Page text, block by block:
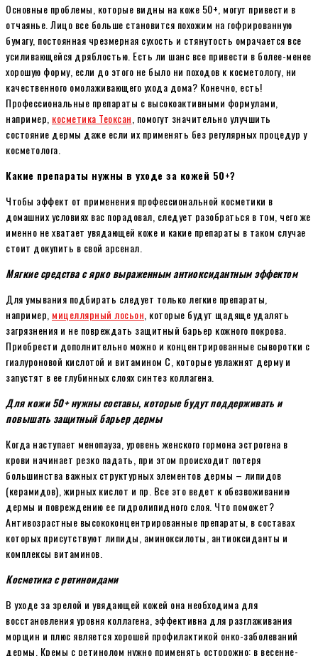
Основные проблемы, которые видны на коже 50+, могут привести в
отчаянье. Лицо все больше становится похожим на гофрированную
бумагу, постоянная чрезмерная сухость и стянутость омрачается все
усиливающейся дряблостью. Есть ли шанс все привести в более-менее
хорошую форму, если до этого не было ни походов к косметологу, ни
качественного омолаживающего ухода дома? Конечно, есть!
Профессиональные препараты с высокоактивными формулами,
например, косметика Теоксан , помогут значительно улучшить
состояние дермы даже если их применять без регулярных процедур у
косметолога.
Какие препараты нужны в уходе за кожей 50+?
Чтобы эффект от применения профессиональной косметики в
домашних условиях вас порадовал, следует разобраться в том, чего же
именно не хватает увядающей коже и какие препараты в таком случае
стоит докупить в свой арсенал.
Мягкие средства с ярко выраженным антиоксидантным эффектом
Для умывания подбирать следует только легкие препараты,
например, мицеллярный лосьон , которые будут щадяще удалять
загрязнения и не повреждать защитный барьер кожного покрова.
Приобрести дополнительно можно и концентрированные сыворотки с
гиалуроновой кислотой и витамином C, которые увлажнят дерму и
запустят в ее глубинных слоях синтез коллагена.
Для кожи 50+ нужны составы, которые будут поддерживать и
повышать защитный барьер дермы
Когда наступает менопауза, уровень женского гормона эстрогена в
крови начинает резко падать, при этом происходит потеря
большинства важных структурных элементов дермы – липидов
(керамидов), жирных кислот и пр. Все это ведет к обезвоживанию
дермы и повреждению ее гидролипидного слоя. Что поможет?
Антивозрастные высококонцентрированные препараты, в составах
которых присутствуют липиды, аминоксилоты, антиоксиданты и
комплексы витаминов.
Косметика с ретиноидами
В уходе за зрелой и увядающей кожей она необходима для
восстановления уровня коллагена, эффективна для разглаживания
морщин и плюс является хорошей профилактикой онко-заболеваний
дермы. Кремы с ретинолом нужно применять осторожно: в весенне-